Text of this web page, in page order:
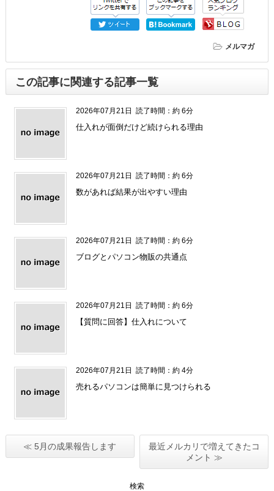
メルマガ
この記事に関連する記事一覧
2026年07月21日 読了時間：約 6分
仕入れが面倒だけど続けられる理由
2026年07月21日 読了時間：約 6分
数があれば結果が出やすい理由
2026年07月21日 読了時間：約 6分
ブログとパソコン物販の共通点
2026年07月21日 読了時間：約 6分
【質問に回答】仕入れについて
2026年07月21日 読了時間：約 4分
売れるパソコンは簡単に見つけられる
≪ 5月の成果報告します
最近メルカリで増えてきたコ
メント ≫
検索